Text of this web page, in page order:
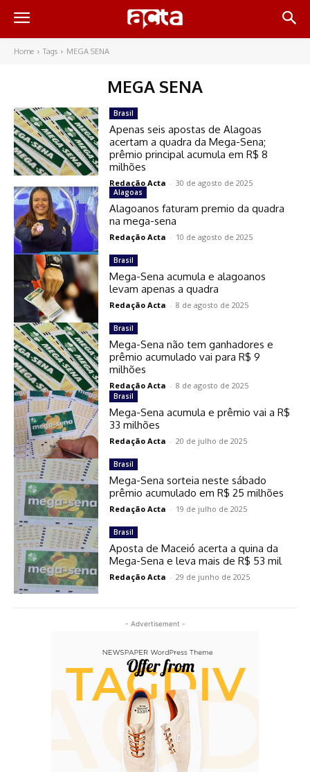
Home Tags MEGA SENA
MEGA SENA
- Advertisement -
Brasil
Apenas seis apostas de Alagoas
acertam a quadra da Mega-Sena;
prêmio principal acumula em R$ 8
milhões
Redação Acta - 30 de agosto de 2025
Alagoas
Alagoanos faturam premio da quadra
na mega-sena
Redação Acta - 10 de agosto de 2025
Brasil
Mega-Sena acumula e alagoanos
levam apenas a quadra
Redação Acta - 8 de agosto de 2025
Brasil
Mega-Sena não tem ganhadores e
prêmio acumulado vai para R$ 9
milhões
Redação Acta - 8 de agosto de 2025
Brasil
Mega-Sena acumula e prêmio vai a R$
33 milhões
Redação Acta - 20 de julho de 2025
Brasil
Mega-Sena sorteia neste sábado
prêmio acumulado em R$ 25 milhões
Redação Acta - 19 de julho de 2025
Brasil
Aposta de Maceió acerta a quina da
Mega-Sena e leva mais de R$ 53 mil
Redação Acta - 29 de junho de 2025